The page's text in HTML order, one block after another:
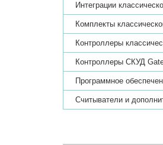
Интеграции
Комплекты
Контроллеры
Контроллеры СКУД
Программное
Считыватели и